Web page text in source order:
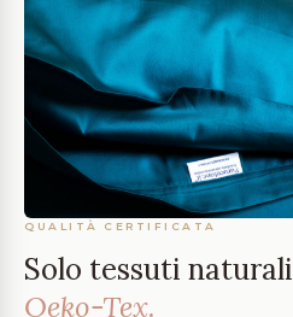
QUALITÀ CERTIFICATA
Solo tessuti naturali
Oeko-Tex.